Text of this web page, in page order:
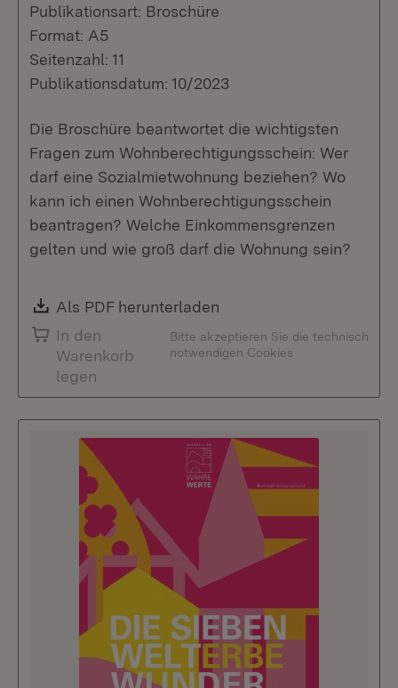
Publikationsart: Broschüre
Format: A5
Seitenzahl: 11
Publikationsdatum: 10/2023
Die Broschüre beantwortet die wichtigsten
Fragen zum Wohnberechtigungsschein: Wer
darf eine Sozialmietwohnung beziehen? Wo
kann ich einen Wohnberechtigungsschein
beantragen? Welche Einkommensgrenzen
gelten und wie groß darf die Wohnung sein?
Download:
Als PDF herunterladen
In den
Warenkorb
legen
Bitte akzeptieren Sie die technisch
notwendigen Cookies